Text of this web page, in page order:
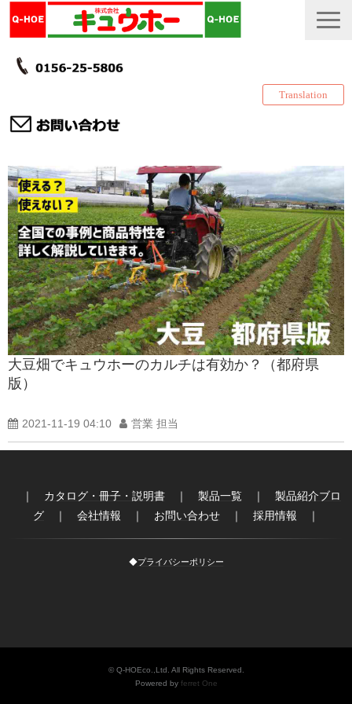
Translation
TOP
カタログ・冊子 DL
説明書
製品一覧
会社情報
採用情報
更新履歴
製品紹介ブログ
大豆畑でキュウホーのカルチは有効か？（都府県
版）
2021-11-19 04:10 営業 担当
｜ カタログ・冊子・説明書 ｜ 製品一覧 ｜ 製品紹介ブロ
グ ｜ 会社情報 ｜ お問い合わせ ｜ 採用情報 ｜
◆プライバシーポリシー
© Q-HOEco.,Ltd. All Rights Reserved.
Powered by ferret One